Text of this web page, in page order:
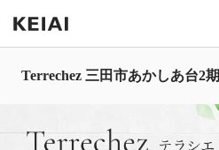
Terrechez 三田市あかしあ台2期